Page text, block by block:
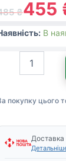
₴455
В
покупку цього
упаковці